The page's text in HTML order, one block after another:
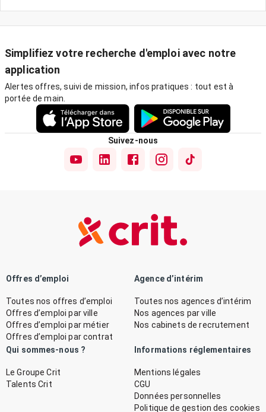
Simplifiez votre recherche d'emploi avec notre
application
Alertes offres, suivi de mission, infos pratiques : tout est à
portée de main.
Suivez-nous
Offres d’emploi
Toutes nos offres d’emploi
Offres d’emploi par ville
Offres d’emploi par métier
Offres d’emploi par contrat
Agence d’intérim
Toutes nos agences d’intérim
Nos agences par ville
Nos cabinets de recrutement
Qui sommes-nous ?
Le Groupe Crit
Talents Crit
Informations réglementaires
Mentions légales
CGU
Données personnelles
Politique de gestion des cookies